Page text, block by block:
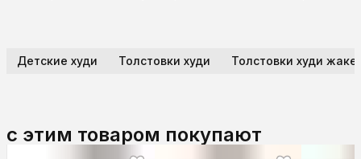
Детские худи Толстовки худи Толстовки худи
с этим товаром покупают